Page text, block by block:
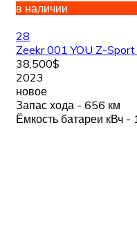
в наличии
28
Zeekr 001 YOU Z-
38,500$
2023
новое
Запас хода - 656 км
Ёмкость батареи кВч -